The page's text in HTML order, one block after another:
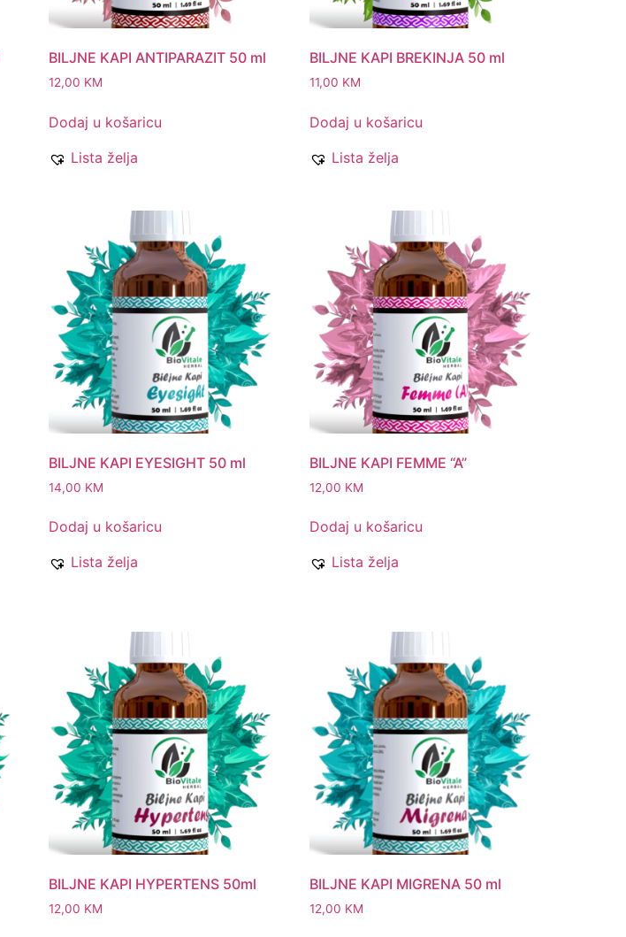
BILJNE KAPI ANTIPARAZIT 50 ml
12,00 KM
Dodaj u košaricu
Lista želja
BILJNE KAPI BREKINJA 50 ml
11,00 KM
Dodaj u košaricu
Lista želja
BILJNE KAPI EYESIGHT 50 ml
14,00 KM
Dodaj u košaricu
Lista želja
BILJNE KAPI FEMME “A”
12,00 KM
Dodaj u košaricu
Lista želja
BILJNE KAPI HYPERTENS 50ml
12,00 KM
BILJNE KAPI MIGRENA 50 ml
12,00 KM